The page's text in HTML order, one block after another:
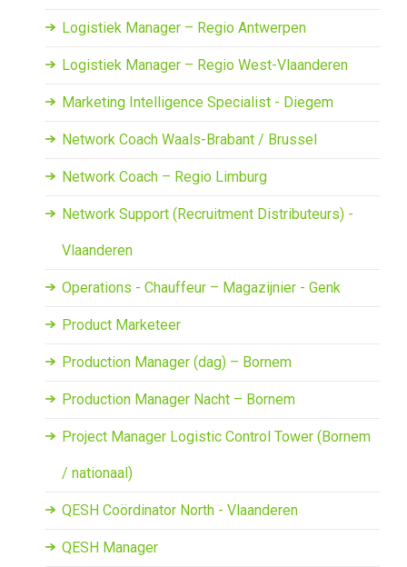
Logistiek Manager – Regio Antwerpen
Logistiek Manager – Regio West-Vlaanderen
Marketing Intelligence Specialist - Diegem
Network Coach Waals-Brabant / Brussel
Network Coach – Regio Limburg
Network Support (Recruitment Distributeurs) -
Vlaanderen
Operations - Chauffeur – Magazijnier - Genk
Product Marketeer
Production Manager (dag) – Bornem
Production Manager Nacht – Bornem
Project Manager Logistic Control Tower (Bornem
/ nationaal)
QESH Coördinator North - Vlaanderen
QESH Manager